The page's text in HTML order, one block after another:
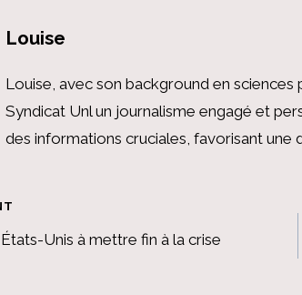
Louise
Louise, avec son background en
Syndicat Unl un journalisme engagé et
des informations cruciales, favorisant une
États-Unis à mettre fin à la crise